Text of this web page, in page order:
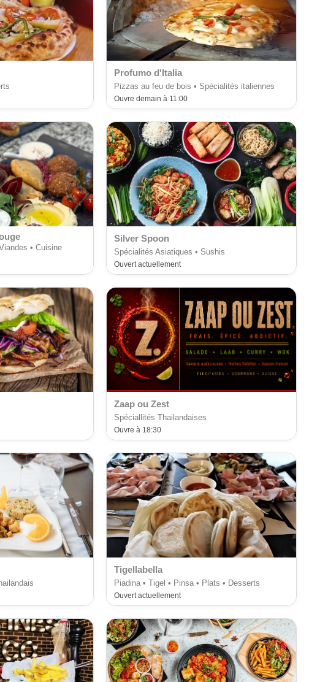
Profumo d'Italia
Pizzas au feu de bois • Spécialités italiennes
Ouvre demain à 11:00
• Cuisine
Silver Spoon
Spécialités Asiatiques • Sushis
Ouvert actuellement
Zaap ou Zest
Spéciallités Thailandaises
Ouvre à 18:30
Tigellabella
Piadina • Tigel • Pinsa • Plats • Desserts
Ouvert actuellement